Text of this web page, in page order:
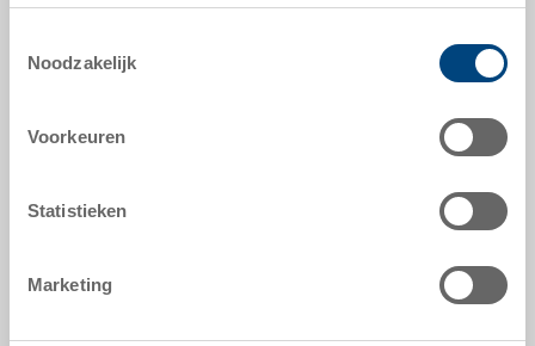
Noodzakelijk
Voorkeuren
Statistieken
Marketing
optionele accessoires